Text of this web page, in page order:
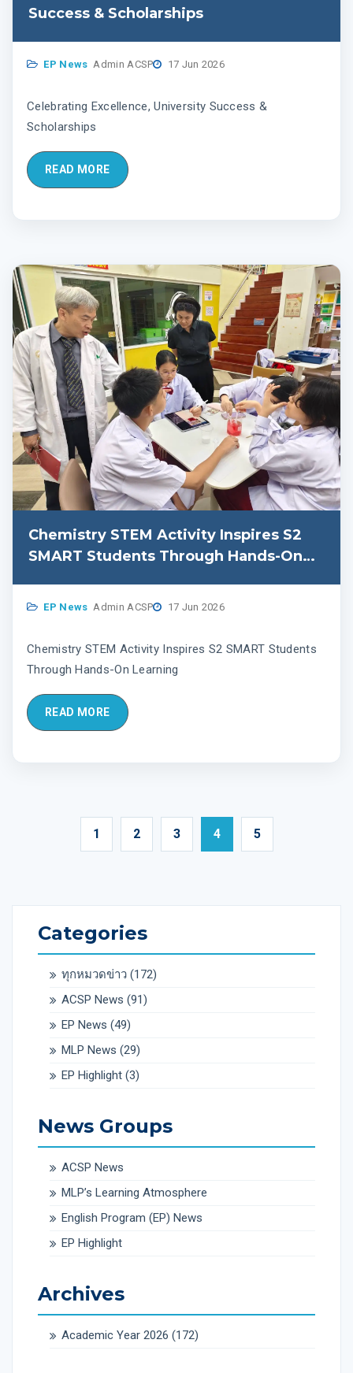
Success & Scholarships
EP News Admin ACSP 17 Jun 2026
Celebrating Excellence, University Success &
Scholarships
READ MORE
Chemistry STEM Activity Inspires S2
SMART Students Through Hands-On
EP News Admin ACSP 17 Jun 2026
Chemistry STEM Activity Inspires S2 SMART Students
Through Hands-On Learning
READ MORE
1 2 3 4 5
Categories
ทุกหมวดข่าว (172)
ACSP News (91)
EP News (49)
MLP News (29)
EP Highlight (3)
News Groups
ACSP News
MLP’s Learning Atmosphere
English Program (EP) News
EP Highlight
Archives
Academic Year 2026 (172)